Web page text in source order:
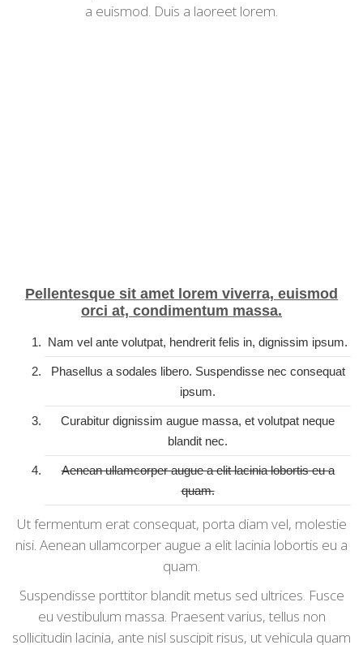
a euismod. Duis a laoreet lorem.
Pellentesque sit amet lorem viverra, euismod
orci at, condimentum massa.
Nam vel ante volutpat, hendrerit felis in, dignissim ipsum.
Phasellus a sodales libero. Suspendisse nec consequat
ipsum.
Curabitur dignissim augue massa, et volutpat neque
blandit nec.
Aenean ullamcorper augue a elit lacinia lobortis eu a
quam.
Ut fermentum erat consequat, porta diam vel, molestie
nisi. Aenean ullamcorper augue a elit lacinia lobortis eu a
quam.
Suspendisse porttitor blandit metus sed ultrices. Fusce
eu vestibulum massa. Praesent varius, tellus non
sollicitudin lacinia, ante nisl suscipit risus, ut vehicula quam